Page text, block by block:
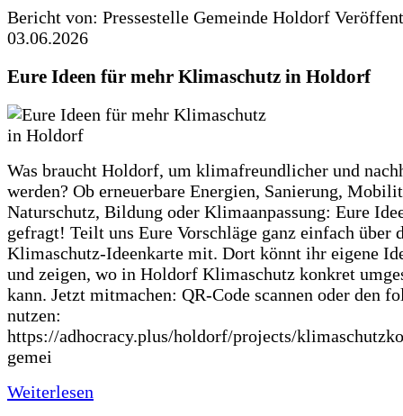
Bericht von: Pressestelle Gemeinde Holdorf
03.06.2026
Eure Ideen für mehr Klimaschutz in Holdorf
Was braucht Holdorf, um klimafreundlicher und
werden? Ob erneuerbare Energien, Sanierung,
Naturschutz, Bildung oder Klimaanpassung: Eure
gefragt! Teilt uns Eure Vorschläge ganz einfach über
Klimaschutz-Ideenkarte mit. Dort könnt ihr eigene
und zeigen, wo in Holdorf Klimaschutz konkret
kann. Jetzt mitmachen: QR-Code scannen oder den
nutzen:
https://adhocracy.plus/holdorf/projects/
gemei
Weiterlesen